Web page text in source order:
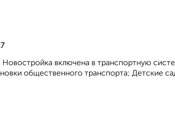
включена в транспортную
общественного транспорта; Детские